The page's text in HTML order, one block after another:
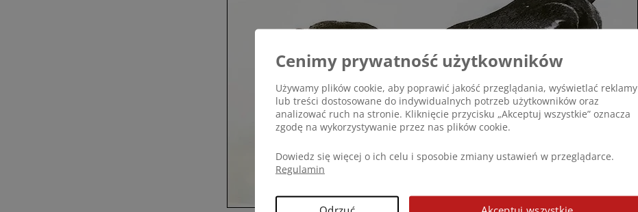
Cenimy prywatność użytkowników
Używamy plików cookie, aby poprawić jakość przeglądania, wyświetlać reklamy
lub treści dostosowane do indywidualnych potrzeb użytkowników oraz
analizować ruch na stronie. Kliknięcie przycisku „Akceptuj wszystkie” oznacza
zgodę na wykorzystywanie przez nas plików cookie.
Dowiedz się więcej o ich celu i sposobie zmiany ustawień w przeglądarce.
Regulamin